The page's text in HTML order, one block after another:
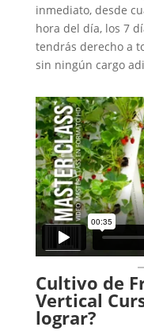
inmediato, desde
hora del día, los 7
tendrás derecho a
sin ningún cargo
Cultivo de
Vertical
lograr?